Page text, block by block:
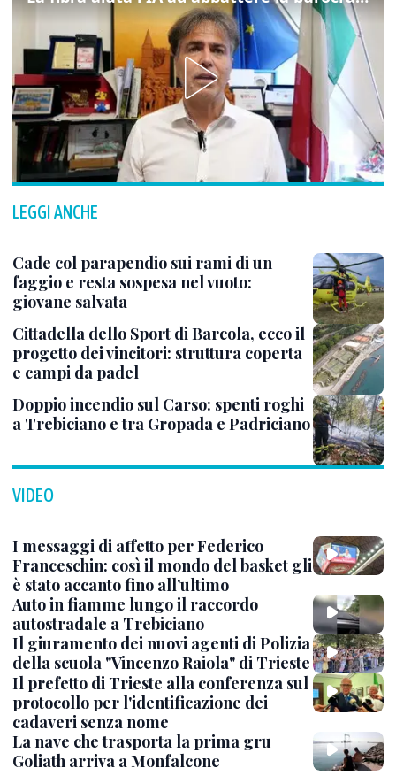
LEGGI ANCHE
Cade col parapendio sui rami di un
faggio e resta sospesa nel vuoto:
giovane salvata
Cittadella dello Sport di Barcola, ecco il
progetto dei vincitori: struttura coperta
e campi da padel
Doppio incendio sul Carso: spenti roghi
a Trebiciano e tra Gropada e Padriciano
VIDEO
I messaggi di affetto per Federico
Franceschin: così il mondo del basket gli
è stato accanto fino all’ultimo
Auto in fiamme lungo il raccordo
autostradale a Trebiciano
Il giuramento dei nuovi agenti di Polizia
della scuola "Vincenzo Raiola" di Trieste
Il prefetto di Trieste alla conferenza sul
protocollo per l'identificazione dei
cadaveri senza nome
La nave che trasporta la prima gru
Goliath arriva a Monfalcone